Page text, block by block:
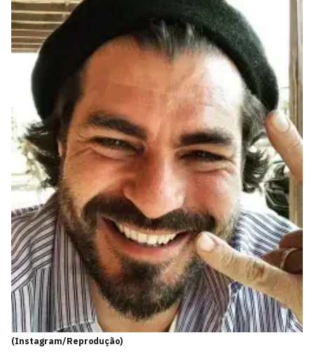
(Instagram/Reprodução)